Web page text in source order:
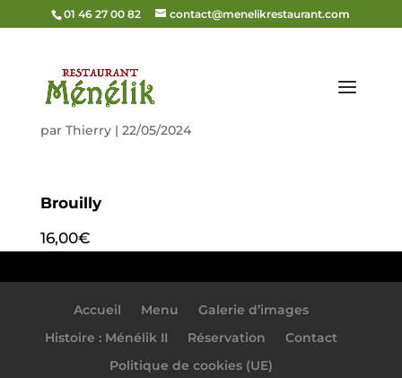
01 46 27 00 82 contact@menelikrestaurant.com
Brouilly
par Thierry| 22/05/2024
Brouilly
16,00€
Accueil Menu
Galerie d’images
Histoire : Ménélik II
Réservation
Contact
Politique de cookies (UE)